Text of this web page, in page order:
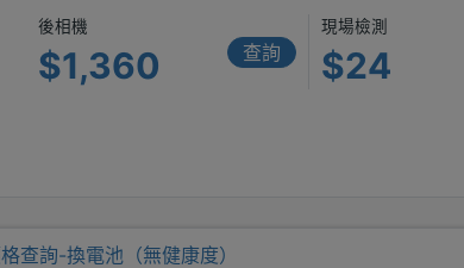
後相機
$1,360 查詢
現場檢測
$24
查詢-換電池（無健康度）